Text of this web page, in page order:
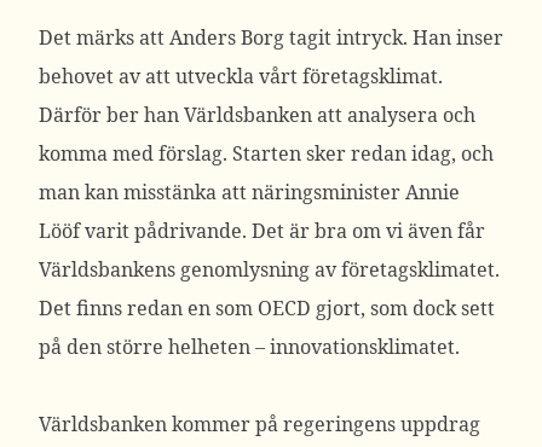
Det märks att Anders Borg tagit intryck. Han inser
behovet av att utveckla vårt företagsklimat.
Därför ber han Världsbanken att analysera och
komma med förslag. Starten sker redan idag, och
man kan misstänka att näringsminister Annie
Lööf varit pådrivande. Det är bra om vi även får
Världsbankens genomlysning av företagsklimatet.
Det finns redan en som OECD gjort, som dock sett
på den större helheten – innovationsklimatet.
Världsbanken kommer på regeringens uppdrag